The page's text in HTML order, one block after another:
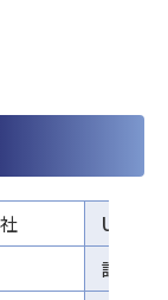
URL
設立